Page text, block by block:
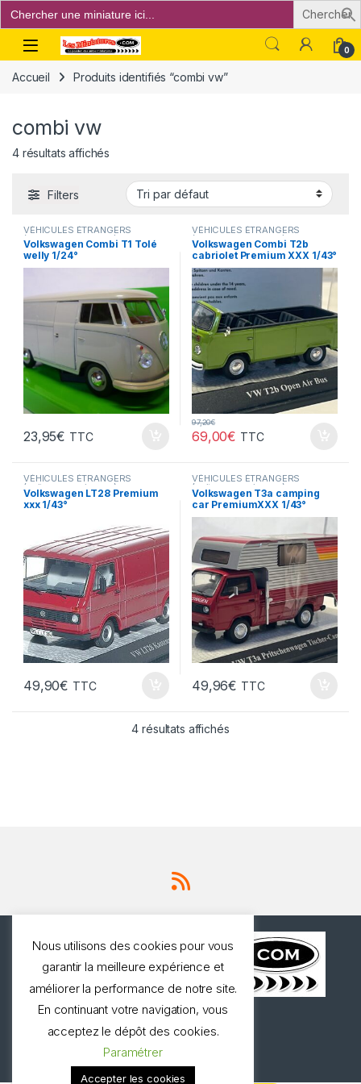
Search
for:
Open 0
Accueil Produits identifiés “combi vw”
combi vw
4 résultats affichés
Filters
VÉHICULES ÉTRANGERS
(voitures,camions ...)
Volkswagen Combi T1 Tolé
welly 1/24°
23,95€ TTC
VÉHICULES ÉTRANGERS
(voitures,camions ...)
Volkswagen Combi T2b
cabriolet Premium XXX 1/43°
69,00€
97,20€
TTC
VÉHICULES ÉTRANGERS
(voitures,camions ...)
Volkswagen LT28 Premium
xxx 1/43°
49,90€ TTC
VÉHICULES ÉTRANGERS
(voitures,camions ...)
Volkswagen T3a camping
car PremiumXXX 1/43°
49,96€ TTC
4 résultats affichés
nous!
0327973537
Nous utilisons des cookies pour vous
garantir la meilleure expérience et
améliorer la performance de notre site.
En continuant votre navigation, vous
acceptez le dépôt des cookies.
Paramétrer
Accepter les cookies